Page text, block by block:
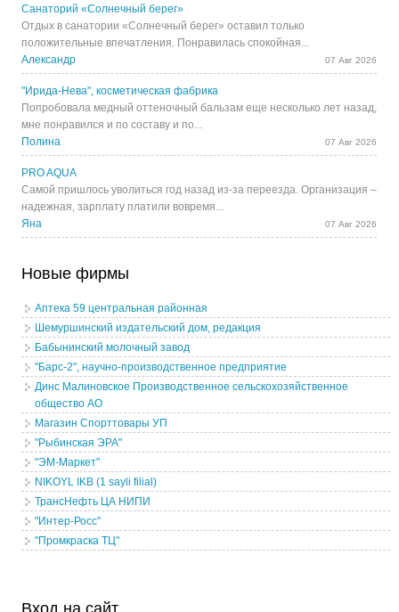
Санаторий «Солнечный берег»
Отдых в санатории «Солнечный берег» оставил только
положительные впечатления. Понравилась спокойная...
Александр
07 Авг 2026
"Ирида-Нева", косметическая фабрика
Попробовала медный оттеночный бальзам еще несколько лет назад,
мне понравился и по составу и по...
Полина
07 Авг 2026
PRO AQUA
Самой пришлось уволиться год назад из-за переезда. Организация –
надежная, зарплату платили вовремя...
Яна
07 Авг 2026
Новые фирмы
Аптека 59 центральная районная
Шемуршинский издательский дом, редакция
Бабынинский молочный завод
"Барс-2", научно-производственное предприятие
Динс Малиновское Производственное сельскохозяйственное
общество АО
Магазин Спорттовары УП
"Рыбинская ЭРА"
"ЭМ-Маркет"
NIKOYL IKB (1 sayli filial)
ТрансНефть ЦА НИПИ
"Интер-Росс"
"Промкраска ТЦ"